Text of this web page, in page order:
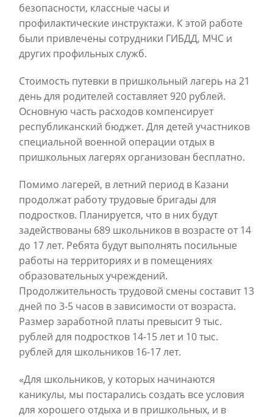
безопасности, классные часы и
профилактические инструктажи. К этой работе
были привлечены сотрудники ГИБДД, МЧС и
других профильных служб.
Стоимость путевки в пришкольный лагерь на 21
день для родителей составляет 920 рублей.
Основную часть расходов компенсирует
республиканский бюджет. Для детей участников
специальной военной операции отдых в
пришкольных лагерях организован бесплатно.
Помимо лагерей, в летний период в Казани
продолжат работу трудовые бригады для
подростков. Планируется, что в них будут
задействованы 689 школьников в возрасте от 14
до 17 лет. Ребята будут выполнять посильные
работы на территориях и в помещениях
образовательных учреждений.
Продолжительность трудовой смены составит 13
дней по 3-5 часов в зависимости от возраста.
Размер заработной платы превысит 9 тыс.
рублей для подростков 14-15 лет и 10 тыс.
рублей для школьников 16-17 лет.
«Для школьников, у которых начинаются
каникулы, мы постарались создать все условия
для хорошего отдыха и в пришкольных, и в